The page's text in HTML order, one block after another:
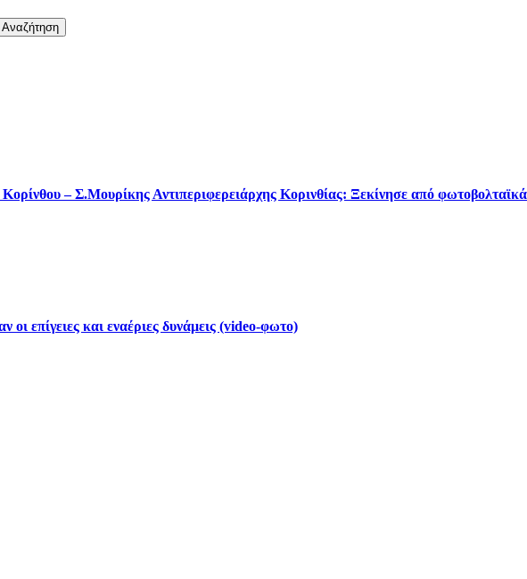
– Σ.Μουρίκης Αντιπεριφερειάρχης Κορινθίας: Ξεκίνησε από
επίγειες και εναέριες δυνάμεις (video-φωτο)